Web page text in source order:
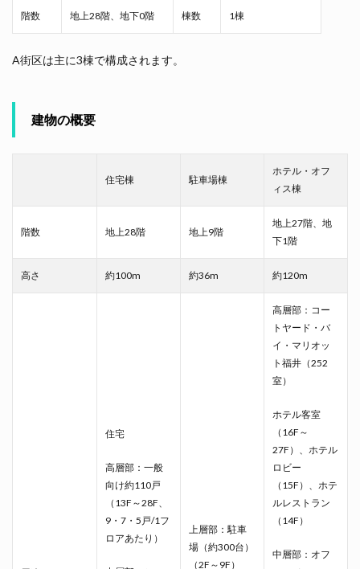
階数 地上28階、地下0階 棟数 1棟
A街区は主に3棟で構成されます。
建物の概要
住宅棟 駐車場棟
ホテル・オフ
ィス棟
階数 地上28階 地上9階
地上27階、地
下1階
高さ 約100m 約36m 約120m
住宅
高層部：一般
向け約110戸
（13F～28F、
9・7・5戸/1フ
ロアあたり）
上層部：駐車
場（約300台）
（2F～9F）
高層部：コー
トヤード・バ
イ・マリオッ
ト福井（252
室）
ホテル客室
（16F～
27F）、ホテル
ロビー
（15F）、ホテ
ルレストラン
（14F）
中層部：オフ